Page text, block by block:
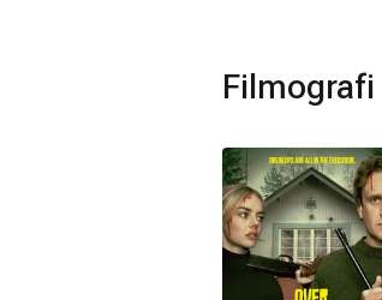
Filmografi